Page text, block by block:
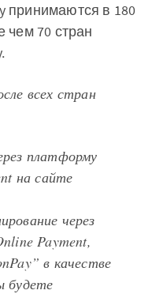
принимаются в 180
чем 70 стран
всех стран
платформу
на сайте
через
Payment,
в качестве
будете